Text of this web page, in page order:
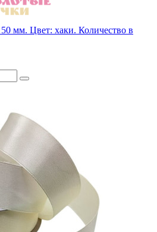
мм. Цвет: хаки. Количество в